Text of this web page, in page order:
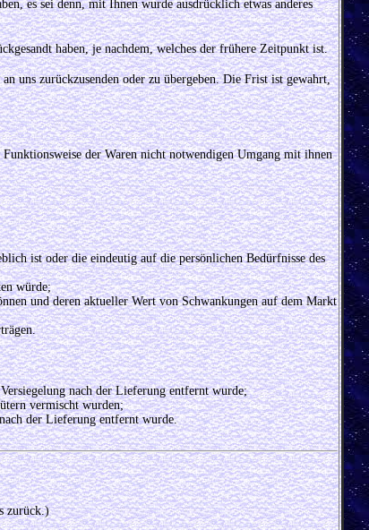
es sei denn, mit Ihnen wurde ausdrücklich etwas anderes
haben, je nachdem, welches der frühere Zeitpunkt ist.
an unszurückzusenden oder zu übergeben. Die Frist ist gewahrt,
der Waren nicht notwendigen Umgang mit ihnen
ist oder die eindeutig auf die persönlichen Bedürfnisse des
würde;
und deren aktueller Wert von Schwankungen auf dem Markt
nach der Lieferung entfernt wurde;
vermischt wurden;
der Lieferung entfernt wurde.
zurück.)